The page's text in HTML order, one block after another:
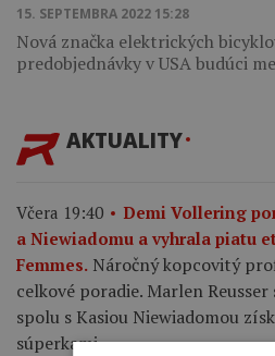
15. SEPTEMBRA 2022 15:28
Nová značka elektrických
predobjednávky v USA budúci
AKTUALITY
Včera 19:40
Demi Vollering
a Niewiadomu a vyhrala piatu
Femmes. Náročný kopcovitý
celkové poradie. Marlen
spolu s Kasiou Niewiadomou
súperkami.